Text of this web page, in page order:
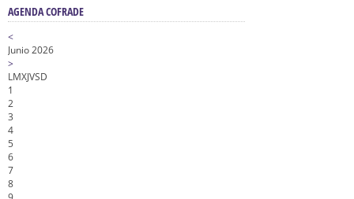
AGENDA COFRADE
<
Junio 2026
>
LMXJVSD
1
2
3
4
5
6
7
8